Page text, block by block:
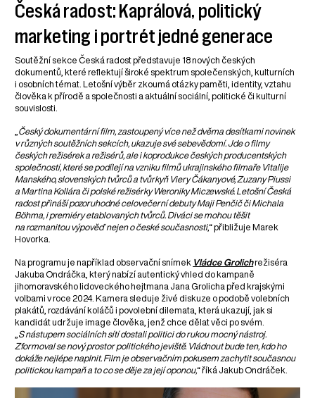
Česká radost: Kaprálová, politický
marketing i portrét jedné generace
Soutěžní sekce Česká radost představuje 18 nových českých
dokumentů, které reflektují široké spektrum společenských, kulturních
i osobních témat. Letošní výběr zkoumá otázky paměti, identity, vztahu
člověka k přírodě a společnosti a aktuální sociální, politické či kulturní
souvislosti.
Český dokumentární film, zastoupený více než dvěma desítkami novinek
v různých soutěžních sekcích, ukazuje své sebevědomí. Jde o filmy
českých režisérek a režisérů, ale i koprodukce českých producentských
společností, které se podílejí na vzniku filmů ukrajinského filmaře Vitalije
Manského, slovenských tvůrců a tvůrkyň Viery Čákanyové, Zuzany Piussi
a Martina Kollára či polské režisérky Weroniky Miczewské. Letošní Česká
radost přináší pozoruhodné celovečerní debuty Maji Penčič či Michala
Böhma, i premiéry etablovaných tvůrců. Diváci se mohou těšit
na rozmanitou výpověď nejen o české současnosti,“ přibližuje Marek
Hovorka.
Na programu je například observační snímek Vládce Grolichrežiséra
Jakuba Ondráčka, který nabízí autentický vhled do kampaně
jihomoravského lidoveckého hejtmana Jana Grolicha před krajskými
volbami v roce 2024. Kamera sleduje živé diskuze o podobě volebních
plakátů, rozdávání koláčů i povolební dilemata, která ukazují, jak si
kandidát udržuje image člověka, jenž chce dělat věci po svém.
S nástupem sociálních sítí dostali politici do rukou mocný nástroj.
Zformoval se nový prostor politického jeviště. Vládnout bude ten, kdo ho
dokáže nejlépe naplnit. Film je observačním pokusem zachytit současnou
politickou kampaň a to co se děje za její oponou,“ říká Jakub Ondráček.